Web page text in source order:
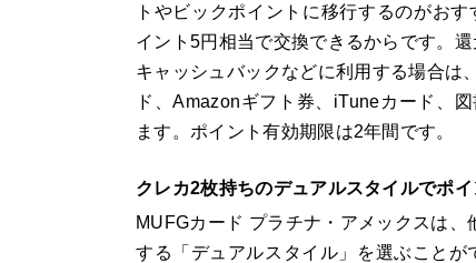
トやビックポイントに移行するのがお
イント5円相当で交換できるからです。還
キャッシュバックなどに利用する場合は
ド、Amazonギフト券、iTuneカード、
ます。ポイント有効期限は2年間です。
クレカ2枚持ちのデュアルスタイルでポ
MUFGカード プラチナ・アメックスは
する「デュアルスタイル」を選ぶこと